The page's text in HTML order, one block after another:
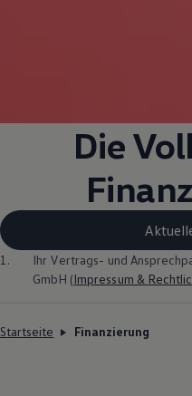
Die
1. Ihr Vertrags- und
GmbH (Impressum &
Startseite Finanzierung